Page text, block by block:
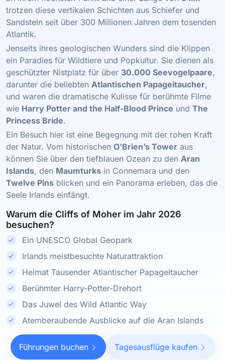
trotzen diese vertikalen Schichten aus Schiefer und
Sandstein seit über 300 Millionen Jahren dem tosenden
Atlantik.
Jenseits ihres geologischen Wunders sind die Klippen
ein Paradies für Wildtiere und Popkultur. Sie dienen als
geschützter Nistplatz für über 30.000 Seevogelpaare,
darunter die beliebten Atlantischen Papageitaucher,
und waren die dramatische Kulisse für berühmte Filme
wie Harry Potter and the Half-Blood Prince und The
Princess Bride.
Ein Besuch hier ist eine Begegnung mit der rohen Kraft
der Natur. Vom historischen O'Brien’s Tower aus
können Sie über den tiefblauen Ozean zu den Aran
Islands, den Maumturks in Connemara und den
Twelve Pins blicken und ein Panorama erleben, das die
Seele Irlands einfängt.
Warum die Cliffs of Moher im Jahr 2026
besuchen?
Ein UNESCO Global Geopark
Irlands meistbesuchte Naturattraktion
Heimat Tausender Atlantischer Papageitaucher
Berühmter Harry-Potter-Drehort
Das Juwel des Wild Atlantic Way
Atemberaubende Ausblicke auf die Aran Islands
Führungen buchen Tagesausflüge kaufen